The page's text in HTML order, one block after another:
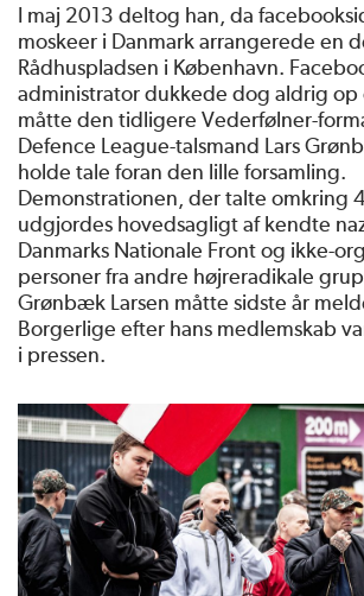
I maj 2013 deltog han, da
moskeer i Danmark arrangerede en
Rådhuspladsen i København.
administrator dukkede dog aldrig op
måtte den tidligere Vederfølner-
Defence League-talsmand Lars
holde tale foran den lille forsamling.
Demonstrationen, der talte omkring
udgjordes hovedsagligt af kendte
Danmarks Nationale Front og ikke-
personer fra andre højreradikale
Grønbæk Larsen måtte sidste år
Borgerlige efter hans medlemskab
i pressen.